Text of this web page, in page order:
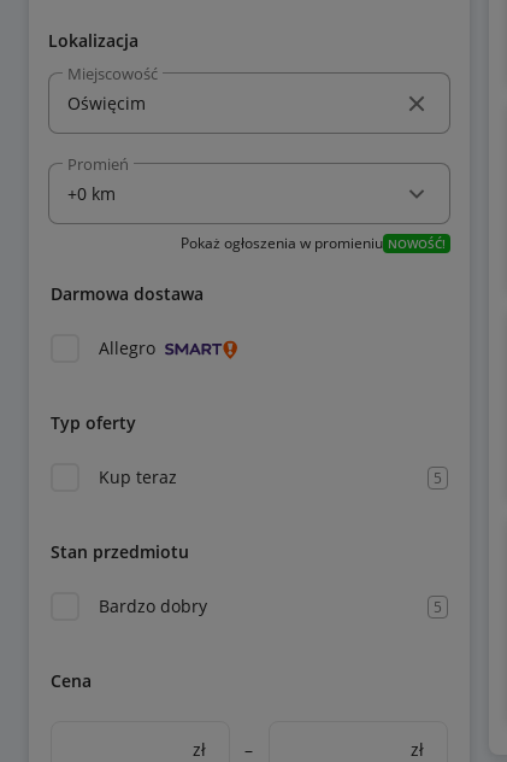
Lokalizacja
Miejscowość
Promień
Pokaż ogłoszenia w promieniu NOWOŚĆ!
Darmowa dostawa
Allegro
Typ oferty
Kup teraz 5
Stan przedmiotu
Bardzo dobry 5
Cena
zł – zł